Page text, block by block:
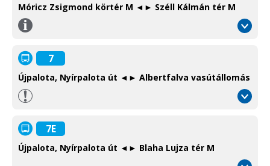
Móricz Zsigmond körtér M ◄► Széll Kálmán tér M
Információ
Information
7
Újpalota, Nyírpalota út ◄► Albertfalva vasútállomás
7E
Újpalota, Nyírpalota út ◄► Blaha Lujza tér M